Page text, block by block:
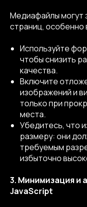
Медиафайлы могут
страниц, особенно
Используйте
чтобы снизить
качества.
Включите
изображений и
только при
места.
Убедитесь, что
размеру: они
требуемым
избыточно
3. Минимизация и
JavaScript